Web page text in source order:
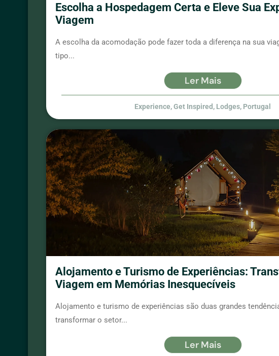
Escolha a Hospedagem Certa e Eleve Sua
Viagem
A escolha da acomodação pode fazer toda a diferença na sua
tipo...
Ler Mais
Experience,Get Inspired , Lodges, Portugal
Alojamento e Turismo de Experiências:
Viagem em Memórias Inesquecíveis
Alojamento e turismo de experiências são duas grandes
transformar o setor...
Ler Mais